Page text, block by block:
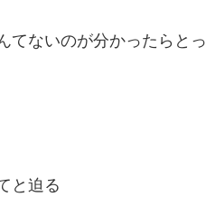
てないのが分かったらとっ
と迫る